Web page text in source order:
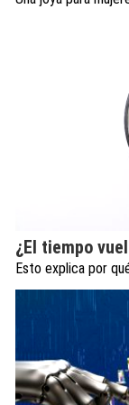
¿El tiempo
Esto explica por